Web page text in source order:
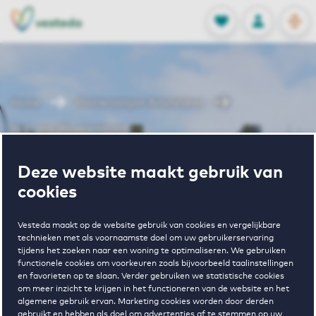
Deze website maakt gebruik van
cookies
Vesteda maakt op de website gebruik van cookies en vergelijkbare
technieken met als voornaamste doel om uw gebruikerservaring
tijdens het zoeken naar een woning te optimaliseren. We gebruiken
functionele cookies om voorkeuren zoals bijvoorbeeld taalinstellingen
en favorieten op te slaan. Verder gebruiken we statistische cookies
om meer inzicht te krijgen in het functioneren van de website en het
algemene gebruik ervan. Marketing cookies worden door derden
FAVORIETEN
Opgeslagen
INLOGGEN
NL
EN
Bors van Waverenstraat
Wonen in Bors
van
Waverenstraat